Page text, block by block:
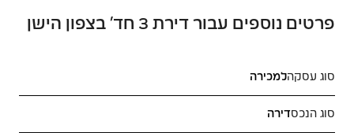
פרטים נוספים עבור דירת 3 חד’ בצפון הישן
סוג עסקהלמכירה
סוג הנכסדירה